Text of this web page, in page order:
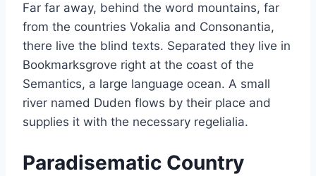
Far far away, behind the word mountains, far
from the countries Vokalia and Consonantia,
there live the blind texts. Separated they live in
Bookmarksgrove right at the coast of the
Semantics, a large language ocean. A small
river named Duden flows by their place and
supplies it with the necessary regelialia.
Paradisematic Country